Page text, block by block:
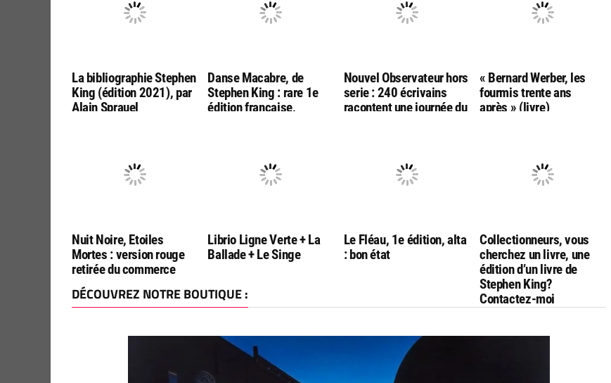
La bibliographie Stephen
King (édition 2021), par
Alain Sprauel
Danse Macabre, de
Stephen King : rare 1e
édition française,
Nouvel Observateur hors
serie : 240 écrivains
racontent une journée du
« Bernard Werber, les
fourmis trente ans
après » (livre)
Nuit Noire, Etoiles
Mortes : version rouge
retirée du commerce
Librio Ligne Verte + La
Ballade + Le Singe
Le Fléau, 1e édition, alta
: bon état
Collectionneurs, vous
cherchez un livre, une
édition d’un livre de
Stephen King?
Contactez-moi
DÉCOUVREZ NOTRE BOUTIQUE :